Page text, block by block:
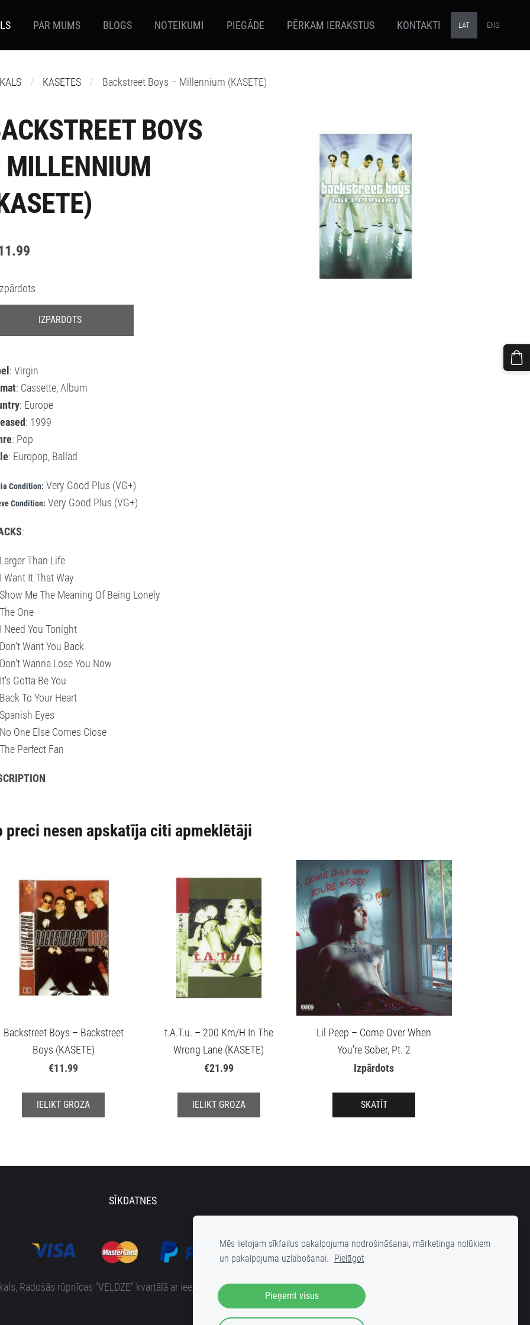
PAR MUMS BLOGS NOTEIKUMI PIEGĀDE PĒRKAM IERAKSTUS KONTAKTI LAT ENG
KASETES Backstreet Boys – Millennium (KASETE)
BOYS
IZPĀRDOTS
: Virgin
: Cassette, Album
: Europe
: 1999
: Pop
: Europop, Ballad
Condition: Very Good Plus (VG+)
Condition: Very Good Plus (VG+)
:
Larger Than Life
I Want It That Way
Show Me The Meaning Of Being Lonely
The One
I Need You Tonight
Don't Want You Back
Don't Wanna Lose You Now
It's Gotta Be You
Back To Your Heart
Spanish Eyes
No One Else Comes Close
The Perfect Fan
preci nesen apskatīja citi apmeklētāji
Backstreet Boys – Backstreet
Boys (KASETE)
€11.99
IELIKT GROZĀ
t.A.T.u. – 200 Km/H In The
Wrong Lane (KASETE)
€21.99
IELIKT GROZĀ
Lil Peep – Come Over When
You're Sober, Pt. 2
Izpārdots
SKATĪT
SĪKDATNES
Radošās rūpnīcas "VELDZE" kvartālā ar ieeju no Bruņinieku ielas 25 (iekšpagalms), Rīga, LV-1001
Mēs lietojam sīkfailus pakalpojuma nodrošināšanai, mārketinga nolūkiem
un pakalpojuma uzlabošanai. Pielāgot
Pieņemt visus